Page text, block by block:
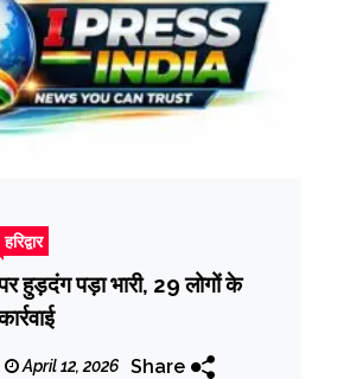
हरिद्वार
हुड़दंग पड़ा भारी, 29 लोगों के
April 12, 2026 Share